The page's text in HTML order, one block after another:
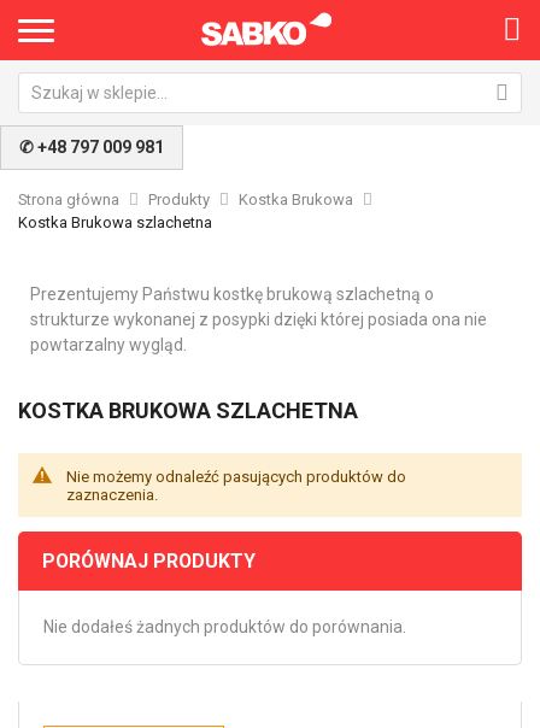
✆ +48 797 009 981
Strona główna Produkty
Kostka Brukowa
Kostka Brukowa szlachetna
Prezentujemy Państwu kostkę brukową szlachetną o
strukturze wykonanej z posypki dzięki której posiada ona nie
powtarzalny wygląd.
KOSTKA BRUKOWA SZLACHETNA
Nie możemy odnaleźć pasujących produktów do
zaznaczenia.
PORÓWNAJ PRODUKTY
Nie dodałeś żadnych produktów do porównania.